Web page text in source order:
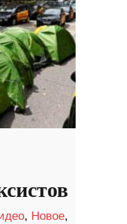
, Новое,